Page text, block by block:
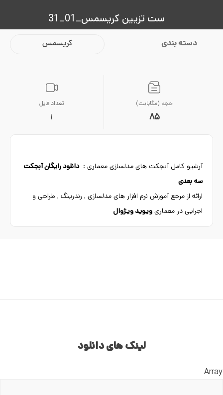
ست تزیین کریسمس_01_31
دسته بندی کریسمس
حجم (مگابایت)
85
تعداد فایل
1
آرشیو کامل آبجکت های مدلسازی معماری :دانلود رایگان آبجکت
سه بعدی
ارائه از مرجع آموزش نرم افزار های مدلسازی , رندرینگ , طراحی و
اجرایی در معماریویوید ویژوال
لینک های دانلود
Array